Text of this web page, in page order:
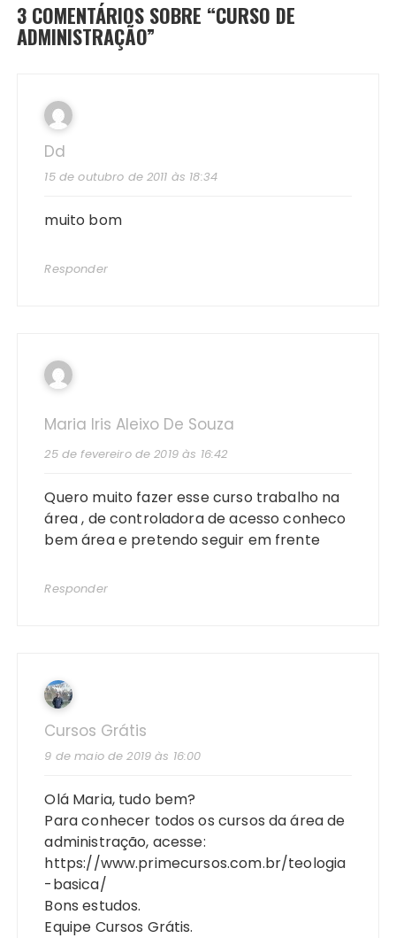
3 COMENTÁRIOS SOBRE “CURSO DE
ADMINISTRAÇÃO”
Dd
15 de outubro de 2011 às 18:34
muito bom
Responder
Maria Iris Aleixo De Souza
25 de fevereiro de 2019 às 16:42
Quero muito fazer esse curso trabalho na
área , de controladora de acesso conheco
bem área e pretendo seguir em frente
Responder
Cursos Grátis
9 de maio de 2019 às 16:00
Olá Maria, tudo bem?
Para conhecer todos os cursos da área de
administração, acesse:
https://www.primecursos.com.br/teologia
-basica/
Bons estudos.
Equipe Cursos Grátis.